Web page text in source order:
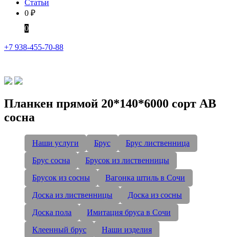
Статьи
0 ₽
0
+7 938-455-70-88
Планкен прямой 20*140*6000 сорт AB
сосна
Наши услуги Брус
Брус лиственница
Брус сосна
Брусок из лиственницы
Брусок из сосны
Вагонка штиль в Сочи
Доска из лиственницы
Доска из сосны
Доска пола
Имитация бруса в Сочи
Клеенный брус
Наши изделия